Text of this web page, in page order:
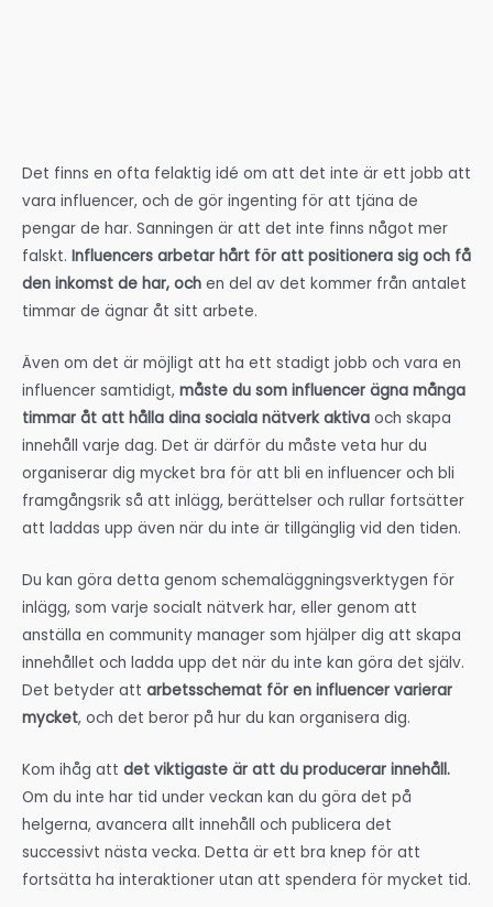
organiserar dig mycket bra för att bli en influencer och bli
framgångsrik så att inlägg, berättelser och rullar fortsätter
att laddas upp även när du inte är tillgänglig vid den tiden.
Du kan göra detta genom schemaläggningsverktygen för
inlägg, som varje socialt nätverk har, eller genom att
innehållet och ladda upp det när du inte kan göra det själv.
Det betyder attarbetsschemat för en influencer varierar
mycket , och det beror på hur du kan organisera dig.
Kom ihåg attdet viktigaste är att du producerar innehåll.
Om du inte har tid under veckan kan du göra det på
helgerna, avancera allt innehåll och publicera det
fortsätta ha interaktioner utan att spendera för mycket tid.
Är du redo att syssla med influencers värld?
Om du fortfarande är osäker och letar efter ett annat
extrajobb,härär några alternativ.
Vill du veta det bäst betalda extrajobbet just nu?Klicka här.
Hitta ett extra jobb och generera extra inkomst!
Relaterade